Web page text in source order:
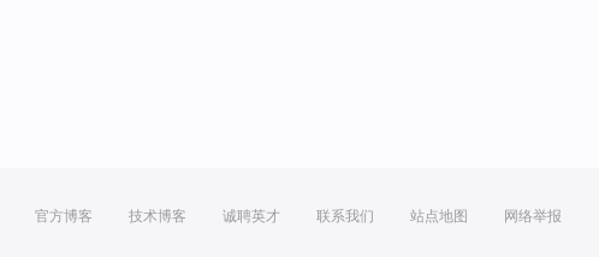
官方博客 技术博客 诚聘英才 联系我们 站点地图 网络举报